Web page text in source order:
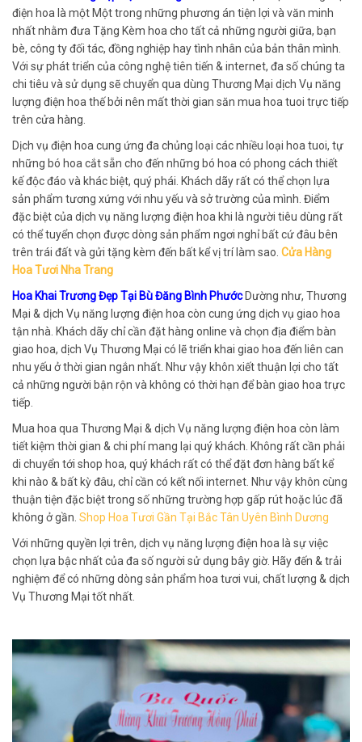
điện hoa là một Một trong những phương án tiện lợi và văn minh
nhất nhằm đưa Tặng Kèm hoa cho tất cả những người giữa, bạn
bè, công ty đối tác, đồng nghiệp hay tình nhân của bản thân mình.
Với sự phát triển của công nghệ tiên tiến & internet, đa số chúng ta
chi tiêu và sử dụng sẽ chuyển qua dùng Thương Mại dịch Vụ năng
lượng điện hoa thế bởi nên mất thời gian săn mua hoa tuoi trực tiếp
trên cửa hàng.
Dịch vụ điện hoa cung ứng đa chủng loại các nhiều loại hoa tuoi, tự
những bó hoa cắt sẵn cho đến những bó hoa có phong cách thiết
kế độc đáo và khác biệt, quý phái. Khách dãy rất có thể chọn lựa
sản phẩm tương xứng với nhu yếu và sở trường của mình. Điểm
đặc biệt của dịch vụ năng lượng điện hoa khi là người tiêu dùng rất
có thể tuyển chọn được dòng sản phẩm ngơi nghỉ bất cứ đâu bên
trên trái đất và gửi tặng kèm đến bất kể vị trí làm sao. Cửa Hàng
Hoa Tươi Nha Trang
Hoa Khai Trương Đẹp Tại Bù Đăng Bình Phước Dường như, Thương
Mại & dịch Vụ năng lượng điện hoa còn cung ứng dịch vụ giao hoa
tận nhà. Khách dãy chỉ cần đặt hàng online và chọn địa điểm bàn
giao hoa, dịch Vụ Thương Mại có lẽ triển khai giao hoa đến liên can
nhu yếu ở thời gian ngắn nhất. Như vậy khôn xiết thuận lợi cho tất
cả những người bận rộn và không có thời hạn để bàn giao hoa trực
tiếp.
Mua hoa qua Thương Mại & dịch Vụ năng lượng điện hoa còn làm
tiết kiệm thời gian & chi phí mang lại quý khách. Không rất cần phải
di chuyển tới shop hoa, quý khách rất có thể đặt đơn hàng bất kể
khi nào & bất kỳ đâu, chỉ cần có kết nối internet. Như vậy khôn cùng
thuận tiện đặc biệt trong số những trường hợp gấp rút hoặc lúc đã
không ở gần. Shop Hoa Tươi Gần Tại Bắc Tân Uyên Bình Dương
Với những quyền lợi trên, dịch vụ năng lượng điện hoa là sự việc
chọn lựa bậc nhất của đa số người sử dụng bây giờ. Hãy đến & trải
nghiệm để có những dòng sản phẩm hoa tươi vui, chất lượng & dịch
Vụ Thương Mại tốt nhất.